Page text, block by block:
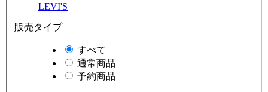
LEVI'S
販売タイプ
すべて
通常商品
予約商品